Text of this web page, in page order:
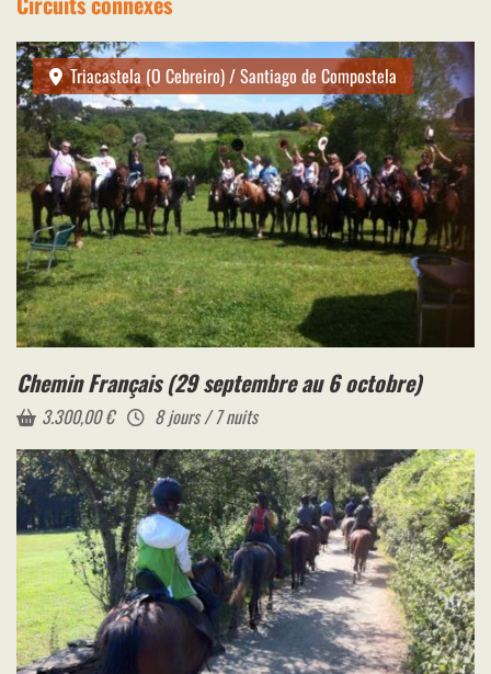
Triacastela (O Cebreiro) / Santiago de Compostela
Chemin Français (29 septembre au 6 octobre)
3.300,00€ 8 jours / 7 nuits